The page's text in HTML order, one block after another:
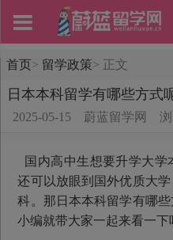
首页> 留学政策> 正文
日本本科留学有哪些方式
2025-05-15 蔚蓝留学网
国内高中生想要升学大学
还可以放眼到国外优质大
科。那日本本科留学有哪
小编就带大家一起来看一下